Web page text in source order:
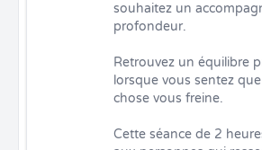
souhaitez un
profondeur.
Retrouvez un équilibre
lorsque vous sentez
chose vous freine.
Cette séance de 2